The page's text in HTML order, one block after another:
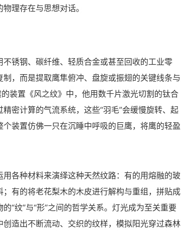
理存在与思想对话。
锈钢、碳纤维、轻质合金或甚至回收的工业零
，而是提取鹰隼俯冲、盘旋或振翅的关键线条与
装置《风之纹》中，他用数千片激光切割的钛合
密计算的气流系统，这些“羽毛”会缓慢旋转、起
装置仿佛一只在沉睡中呼吸的巨鹰，将鹰的轻盈
各种材料来演绎这种天然纹路：有的用熔融的玻
有的将老花梨木的木皮进行解构与重组，拼贴成
“纹”与“形”之间的哲学关系。灯光成为至关重要
造出不断流动、交织的纹样，模拟阳光穿过森林